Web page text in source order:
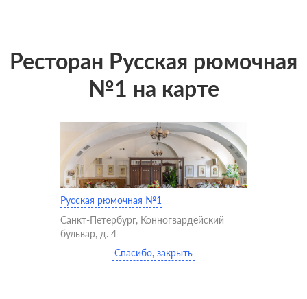
Ресторан Русская рюмочная
№1 на карте
Русская рюмочная №1
Санкт-Петербург, Конногвардейский
бульвар, д. 4
Спасибо, закрыть